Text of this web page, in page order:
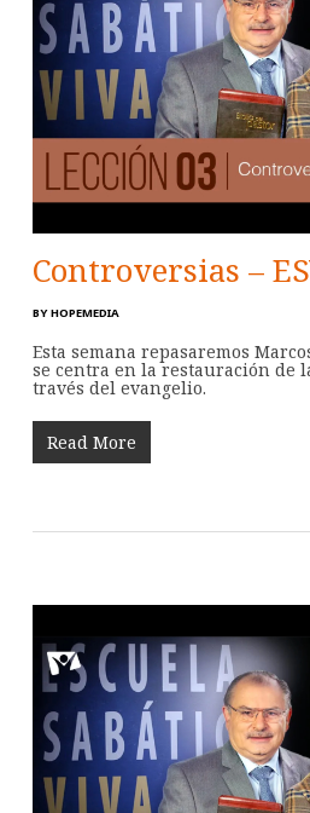
Controversias –
BY HOPEMEDIA
Esta semana repasaremos
se centra en la restauración de
través del evangelio.
Read More